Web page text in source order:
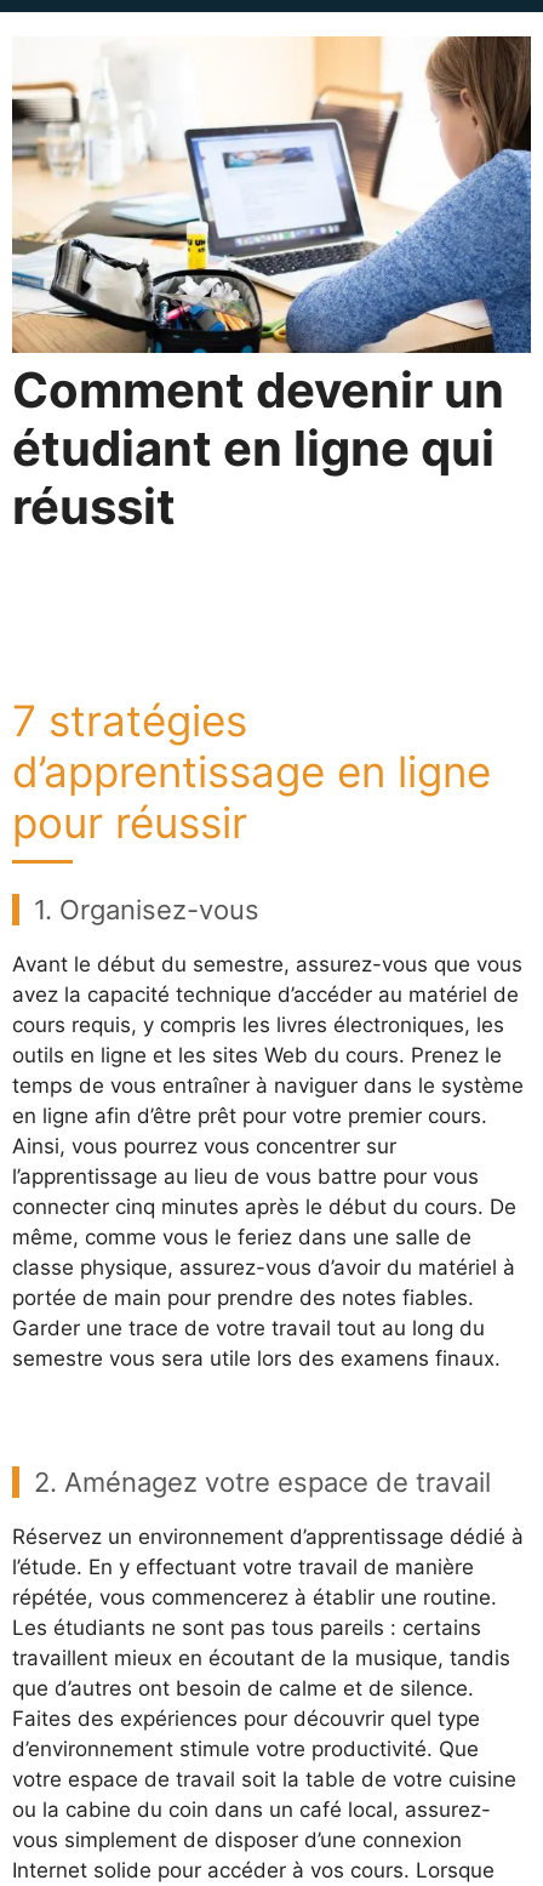
Comment devenir un
étudiant en ligne qui
réussit
7 stratégies
d’apprentissage en ligne
pour réussir
1. Organisez-vous
Avant le début du semestre, assurez-vous que vous
avez la capacité technique d’accéder au matériel de
cours requis, y compris les livres électroniques, les
outils en ligne et les sites Web du cours. Prenez le
temps de vous entraîner à naviguer dans le système
en ligne afin d’être prêt pour votre premier cours.
Ainsi, vous pourrez vous concentrer sur
l’apprentissage au lieu de vous battre pour vous
connecter cinq minutes après le début du cours. De
même, comme vous le feriez dans une salle de
classe physique, assurez-vous d’avoir du matériel à
portée de main pour prendre des notes fiables.
Garder une trace de votre travail tout au long du
semestre vous sera utile lors des examens finaux.
2. Aménagez votre espace de travail
Réservez un environnement d’apprentissage dédié à
l’étude. En y effectuant votre travail de manière
répétée, vous commencerez à établir une routine.
Les étudiants ne sont pas tous pareils : certains
travaillent mieux en écoutant de la musique, tandis
que d’autres ont besoin de calme et de silence.
Faites des expériences pour découvrir quel type
d’environnement stimule votre productivité. Que
votre espace de travail soit la table de votre cuisine
ou la cabine du coin dans un café local, assurez-
vous simplement de disposer d’une connexion
Internet solide pour accéder à vos cours. Lorsque